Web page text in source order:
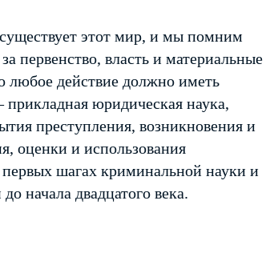
этот мир, и мы помним
первенство, власть и материальные
любое действие должно иметь
прикладная юридическая наука,
преступления, возникновения и
оценки и использования
первых шагах криминальной науки и
начала двадцатого века.